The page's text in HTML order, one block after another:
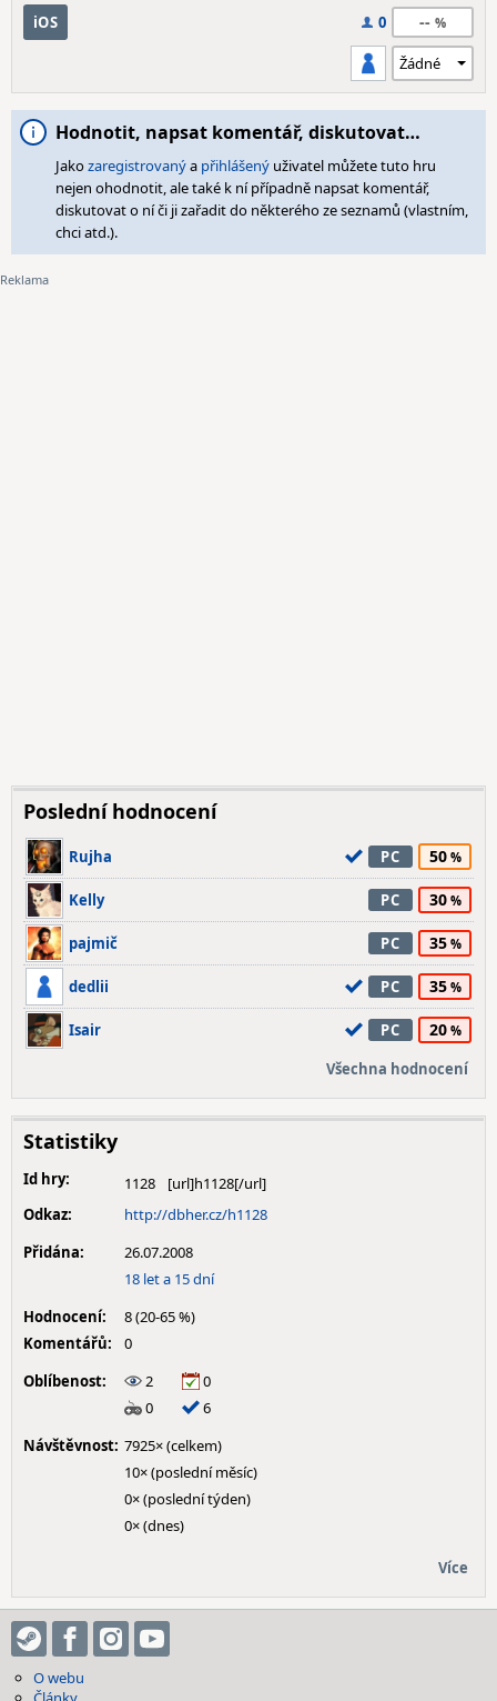
iOS 0 --
Hodnotit, napsat komentář, diskutovat…
Jakozaregistrovanýa přihlášený uživatel můžete tuto hru
nejen ohodnotit, ale také k ní případně napsat komentář,
diskutovat o ní či ji zařadit do některého ze seznamů (vlastním,
chci atd.).
Poslední hodnocení
Rujha PC 50
Kelly PC 30
pajmič PC 35
dedlii PC 35
Isair PC 20
Všechna hodnocení
Statistiky
Id hry:
1128
Odkaz:
http://dbher.cz/h1128
Přidána:
26.07.2008
18 let a 15 dní
Hodnocení:
8 (20-65 %)
Komentářů:
0
Oblíbenost:
2
0
0
6
Návštěvnost: 7925× (celkem)
10× (poslední měsíc)
0× (poslední týden)
0× (dnes)
Více
O webu